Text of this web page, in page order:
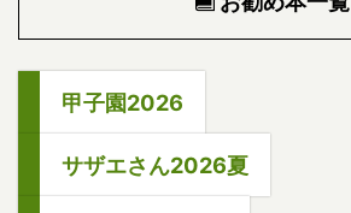
甲子園2026
サザエさん2026夏